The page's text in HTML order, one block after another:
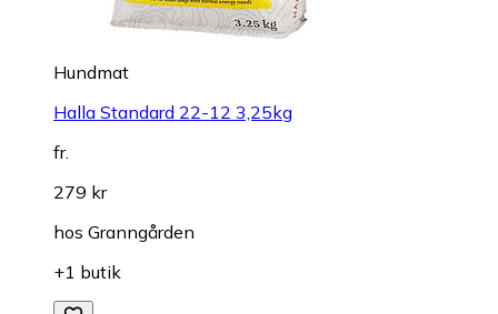
Hundmat
Halla Standard 22-12 3,25kg
fr.
279 kr
hos Granngården
+1 butik